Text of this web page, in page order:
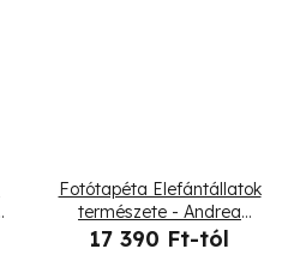
Fotótapéta Elefántállatok
természete - Andrea
Haase
17 390 Ft-tól